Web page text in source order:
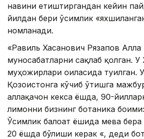
навини етиштиргандан кейин
йилдан бери ўсимлик
номланади.
«Равиль Хасанович Рязапов
муносабатларни сақлаб қолган.
муҳожирлари оиласида туғилган.
Қозоғистонга кўчиб ўтишга
аллақачон кекса ёшда, 90-
лимонни бизнинг ботаника
Ўсимлик балоғат ёшида мева
20 ёшда бўлиши керак «, деди